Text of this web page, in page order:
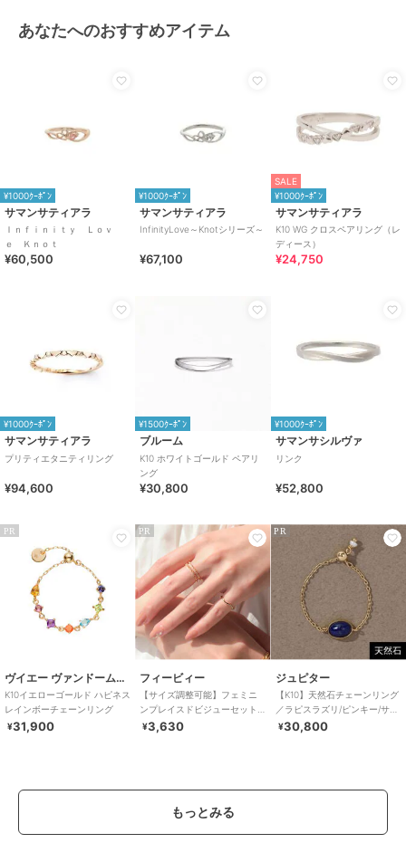
あなたへのおすすめアイテム
¥1000ｸｰﾎﾟﾝ
サマンサティアラ
Ｉｎｆｉｎｉｔｙ Ｌｏｖ
ｅ Ｋｎｏｔ
¥60,500
¥1000ｸｰﾎﾟﾝ
サマンサティアラ
InfinityLove～Knotシリーズ～
¥67,100
SALE
¥1000ｸｰﾎﾟﾝ
サマンサティアラ
K10 WG クロスペアリング（レ
ディース）
¥24,750
¥1000ｸｰﾎﾟﾝ
サマンサティアラ
プリティエタニティリング
¥94,600
¥1500ｸｰﾎﾟﾝ
ブルーム
K10 ホワイトゴールド ペアリ
ング
¥30,800
¥1000ｸｰﾎﾟﾝ
サマンサシルヴァ
リンク
¥52,800
PR
ヴイエー ヴァンドーム青山
K10イエローゴールド ハピネス
レインボーチェーンリング
¥31,900
PR
フィービィー
【サイズ調整可能】フェミニ
ンプレイスドビジューセット
リング ゴールド
¥3,630
PR
ジュピター
【K10】天然石チェーンリング
／ラピスラズリ/ピンキー/サイ
ズフリー
¥30,800
もっとみる